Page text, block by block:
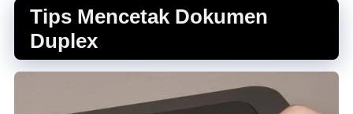
Tips Mencetak Dokumen
Duplex